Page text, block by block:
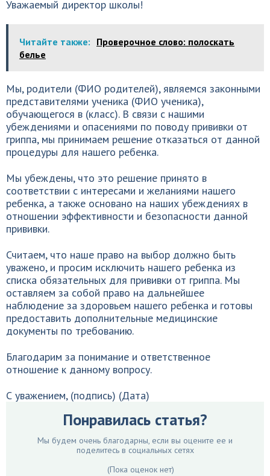
Уважаемый директор школы!
Читайте также: Проверочное слово: полоскать
белье
Мы, родители (ФИО родителей), являемся законными
представителями ученика (ФИО ученика),
обучающегося в (класс). В связи с нашими
убеждениями и опасениями по поводу прививки от
гриппа, мы принимаем решение отказаться от данной
процедуры для нашего ребенка.
Мы убеждены, что это решение принято в
соответствии с интересами и желаниями нашего
ребенка, а также основано на наших убеждениях в
отношении эффективности и безопасности данной
прививки.
Считаем, что наше право на выбор должно быть
уважено, и просим исключить нашего ребенка из
списка обязательных для прививки от гриппа. Мы
оставляем за собой право на дальнейшее
наблюдение за здоровьем нашего ребенка и готовы
предоставить дополнительные медицинские
документы по требованию.
Благодарим за понимание и ответственное
отношение к данному вопросу.
С уважением, (подпись) (Дата)
Понравилась статья?
Мы будем очень благодарны, если вы оцените ее и
поделитесь в социальных сетях
(Пока оценок нет)